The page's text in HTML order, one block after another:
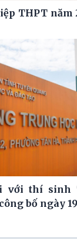
THPT năm
với thí sinh
bố ngày